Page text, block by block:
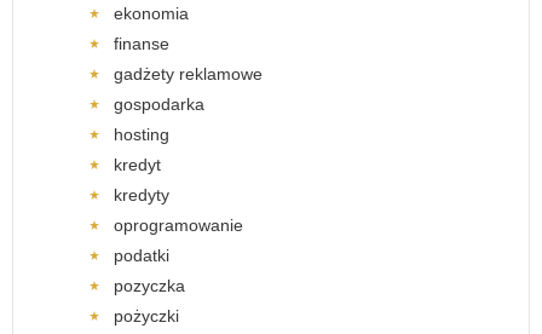
ekonomia
finanse
gadżety reklamowe
gospodarka
hosting
kredyt
kredyty
oprogramowanie
podatki
pozyczka
pożyczki